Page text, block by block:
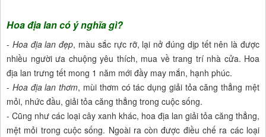
Hoa địa lan có ý nghĩa gì?
- Hoa địa lan đẹp, màu sắc rực rỡ, lại nở đúng dịp tết nên là được
nhiều người ưa chuộng yêu thích, mua về trang trí nhà cửa. Hoa
địa lan trưng tết mong 1 năm mới đầy may mắn, hạnh phúc.
- Hoa địa lan thơm, mùi thơm có tác dụng giải tỏa căng thẳng mệt
mỏi, nhức đầu, giải tỏa căng thẳng trong cuộc sống.
- Cũng như các loại cây xanh khác, hoa địa lan giải tỏa căng thẳng,
mệt mỏi trong cuộc sống. Ngoài ra còn được điều chế ra các loại